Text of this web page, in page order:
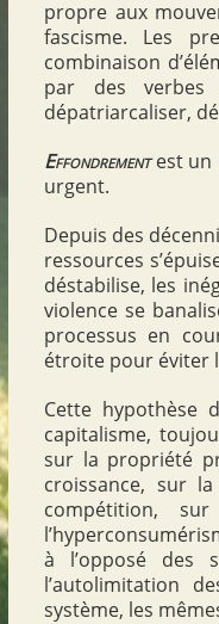
propre aux
fascisme. Les
combinaison
par des verbes
dépatriarcaliser,
Effondrementest un
urgent.
Depuis des
ressources
déstabilise, les
violence se
processus en
étroite pour éviter
Cette hypothèse
capitalisme,
sur la propriété
croissance, sur
compétition,
à l’opposé des
l’autolimitation
système, les